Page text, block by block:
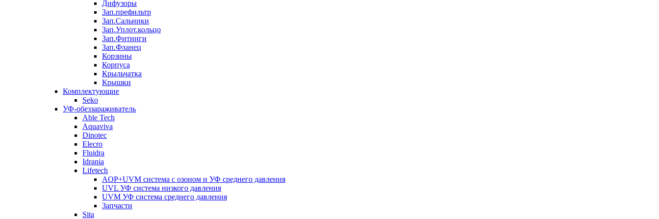
Дифузоры
Зап.префильтр
Зап.Сальники
Зап.Уплот.кольцо
Зап.Фитинги
Зап.Фланец
Корзины
Корпуcа
Крыльчатка
Крышки
Комплектующие
Seko
УФ-обеззараживатель
Able Tech
Aquaviva
Dinotec
Elecro
Fluidra
Idrania
Lifetech
AOP+UVM система с озоном и УФ среднего давления
UVL УФ система низкого давления
UVM УФ система среднего давления
Запчасти
Sita